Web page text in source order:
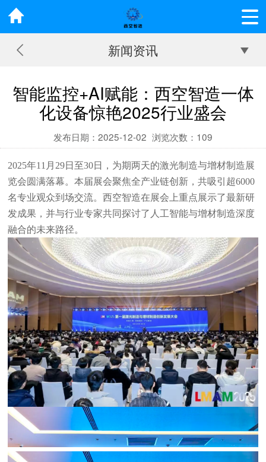
新闻资讯
智能监控+AI赋能：西空智造一体
化设备惊艳2025行业盛会
发布日期：2025-12-02 浏览次数： 109
2025年11月29日至30日，为期两天的激光制造与增材制造展
览会圆满落幕。本届展会聚焦全产业链创新，共吸引超6000
名专业观众到场交流。西空智造在展会上重点展示了最新研
发成果，并与行业专家共同探讨了人工智能与增材制造深度
融合的未来路径。